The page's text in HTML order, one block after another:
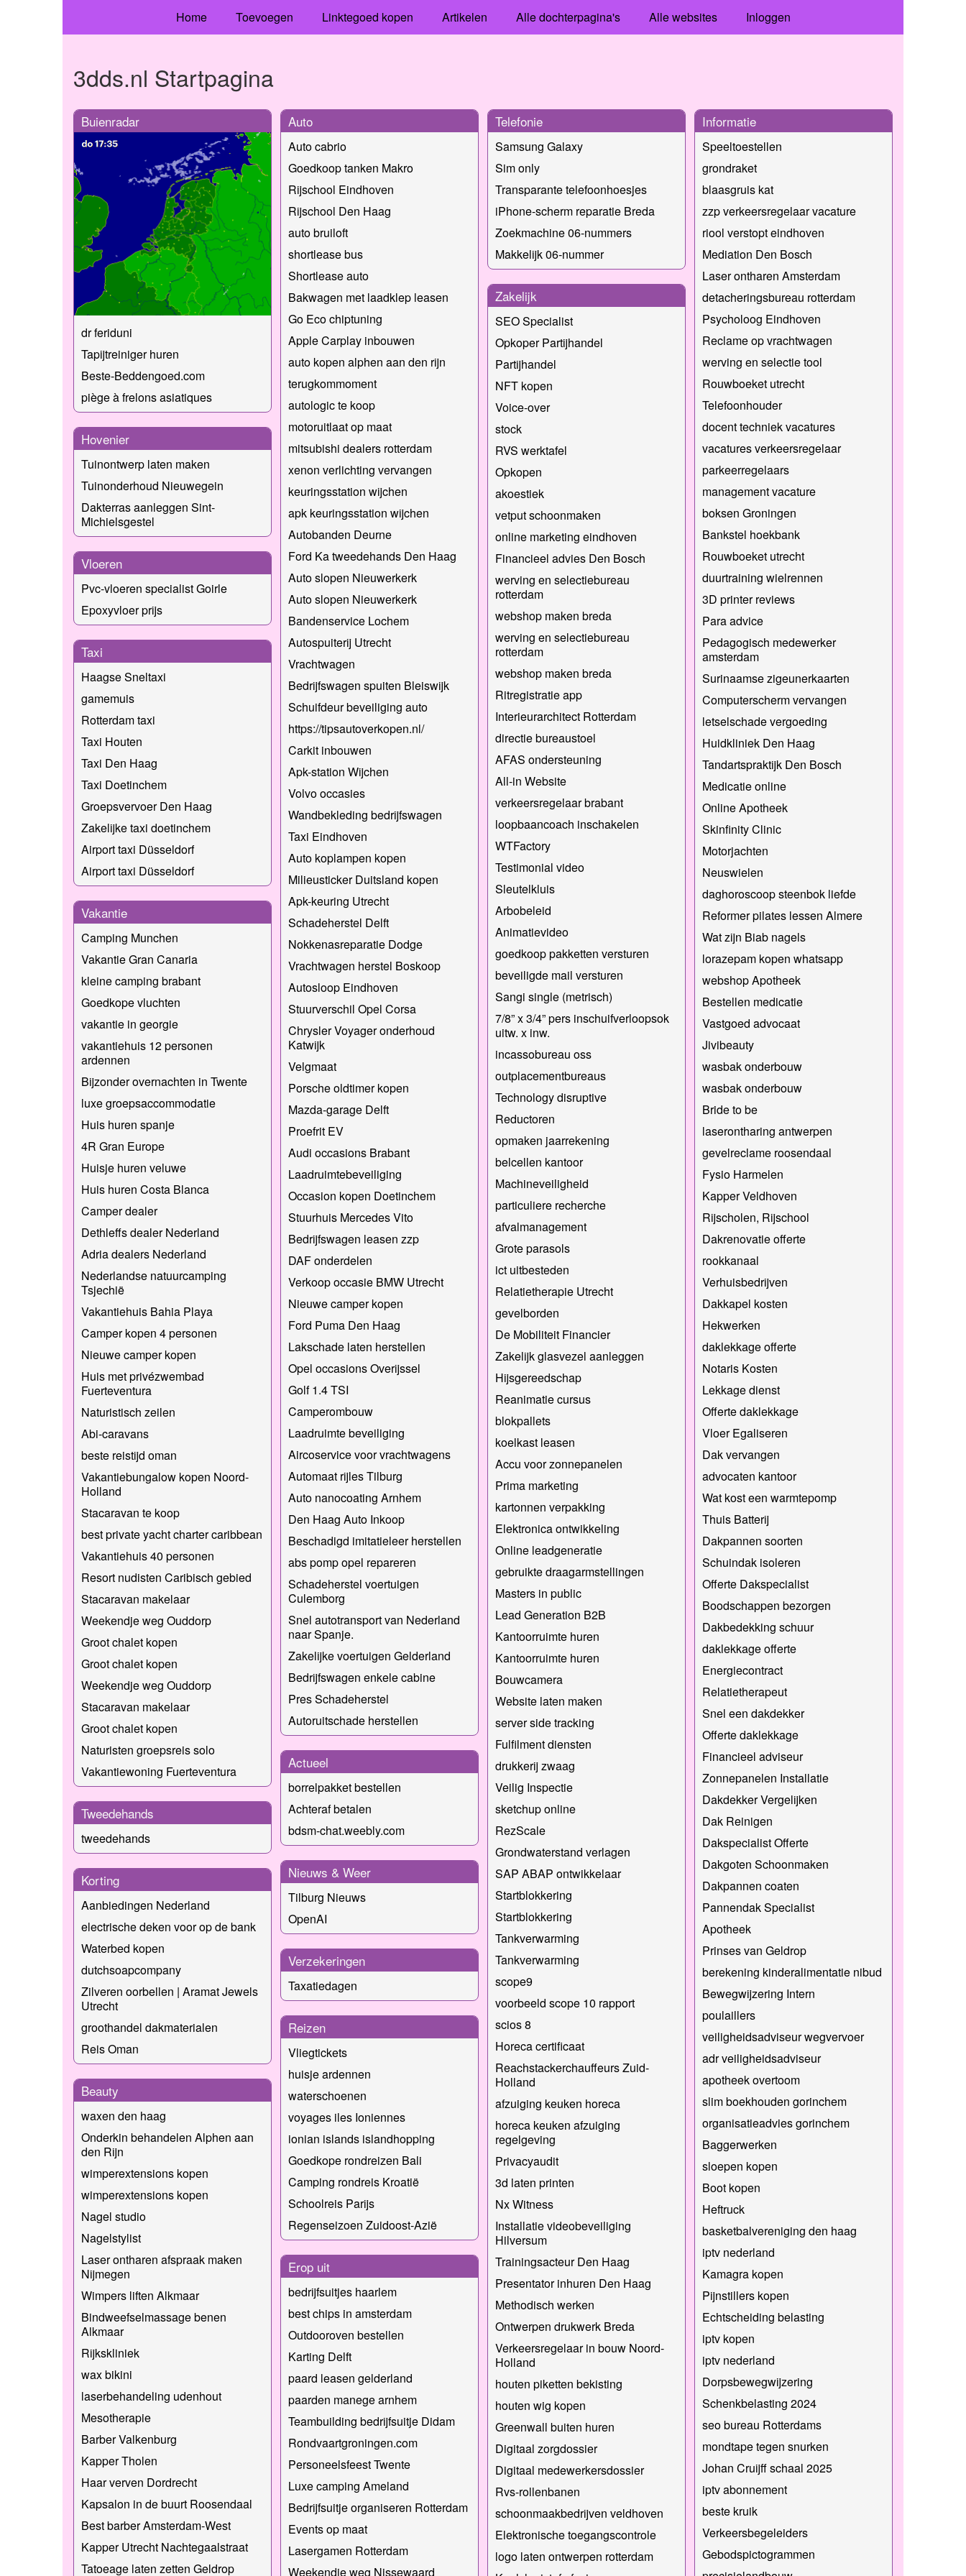
Home Toevoegen Linktegoed kopen Artikelen Alle dochterpagina's Alle websites Inloggen
3dds.nl Startpagina
Buienradar
dr feriduni
Tapijtreiniger huren
Beste-Beddengoed.com
piège à frelons asiatiques
Hovenier
Tuinontwerp laten maken
Tuinonderhoud Nieuwegein
Dakterras aanleggen Sint-
Michielsgestel
Vloeren
Pvc-vloeren specialist Goirle
Epoxyvloer prijs
Taxi
Haagse Sneltaxi
gamemuis
Rotterdam taxi
Taxi Houten
Taxi Den Haag
Taxi Doetinchem
Groepsvervoer Den Haag
Zakelijke taxi doetinchem
Airport taxi Düsseldorf
Airport taxi Düsseldorf
Vakantie
Camping Munchen
Vakantie Gran Canaria
kleine camping brabant
Goedkope vluchten
vakantie in georgie
vakantiehuis 12 personen
ardennen
Bijzonder overnachten in Twente
luxe groepsaccommodatie
Huis huren spanje
4R Gran Europe
Huisje huren veluwe
Huis huren Costa Blanca
Camper dealer
Dethleffs dealer Nederland
Adria dealers Nederland
Nederlandse natuurcamping
Tsjechië
Vakantiehuis Bahia Playa
Camper kopen 4 personen
Nieuwe camper kopen
Huis met privézwembad
Fuerteventura
Naturistisch zeilen
Abi-caravans
beste reistijd oman
Vakantiebungalow kopen Noord-
Holland
Stacaravan te koop
best private yacht charter caribbean
Vakantiehuis 40 personen
Resort nudisten Caribisch gebied
Stacaravan makelaar
Weekendje weg Ouddorp
Groot chalet kopen
Groot chalet kopen
Weekendje weg Ouddorp
Stacaravan makelaar
Groot chalet kopen
Naturisten groepsreis solo
Vakantiewoning Fuerteventura
Tweedehands
tweedehands
Korting
Aanbiedingen Nederland
electrische deken voor op de bank
Waterbed kopen
dutchsoapcompany
Zilveren oorbellen | Aramat Jewels
Utrecht
groothandel dakmaterialen
Reis Oman
Beauty
waxen den haag
Onderkin behandelen Alphen aan
den Rijn
wimperextensions kopen
wimperextensions kopen
Nagel studio
Nagelstylist
Laser ontharen afspraak maken
Nijmegen
Wimpers liften Alkmaar
Bindweefselmassage benen
Alkmaar
Rijkskliniek
wax bikini
laserbehandeling udenhout
Mesotherapie
Barber Valkenburg
Kapper Tholen
Haar verven Dordrecht
Kapsalon in de buurt Roosendaal
Best barber Amsterdam-West
Kapper Utrecht Nachtegaalstraat
Tatoeage laten zetten Geldrop
Auto
Auto cabrio
Goedkoop tanken Makro
Rijschool Eindhoven
Rijschool Den Haag
auto bruiloft
shortlease bus
Shortlease auto
Bakwagen met laadklep leasen
Go Eco chiptuning
Apple Carplay inbouwen
auto kopen alphen aan den rijn
terugkommoment
autologic te koop
motoruitlaat op maat
mitsubishi dealers rotterdam
xenon verlichting vervangen
keuringsstation wijchen
apk keuringsstation wijchen
Autobanden Deurne
Ford Ka tweedehands Den Haag
Auto slopen Nieuwerkerk
Auto slopen Nieuwerkerk
Bandenservice Lochem
Autospuiterij Utrecht
Vrachtwagen
Bedrijfswagen spuiten Bleiswijk
Schuifdeur beveiliging auto
https://tipsautoverkopen.nl/
Carkit inbouwen
Apk-station Wijchen
Volvo occasies
Wandbekleding bedrijfswagen
Taxi Eindhoven
Auto koplampen kopen
Milieusticker Duitsland kopen
Apk-keuring Utrecht
Schadeherstel Delft
Nokkenasreparatie Dodge
Vrachtwagen herstel Boskoop
Autosloop Eindhoven
Stuurverschil Opel Corsa
Chrysler Voyager onderhoud
Katwijk
Velgmaat
Porsche oldtimer kopen
Mazda-garage Delft
Proefrit EV
Audi occasions Brabant
Laadruimtebeveiliging
Occasion kopen Doetinchem
Stuurhuis Mercedes Vito
Bedrijfswagen leasen zzp
DAF onderdelen
Verkoop occasie BMW Utrecht
Nieuwe camper kopen
Ford Puma Den Haag
Lakschade laten herstellen
Opel occasions Overijssel
Golf 1.4 TSI
Camperombouw
Laadruimte beveiliging
Aircoservice voor vrachtwagens
Automaat rijles Tilburg
Auto nanocoating Arnhem
Den Haag Auto Inkoop
Beschadigd imitatieleer herstellen
abs pomp opel repareren
Schadeherstel voertuigen
Culemborg
Snel autotransport van Nederland
naar Spanje.
Zakelijke voertuigen Gelderland
Bedrijfswagen enkele cabine
Pres Schadeherstel
Autoruitschade herstellen
Actueel
borrelpakket bestellen
Achteraf betalen
bdsm-chat.weebly.com
Nieuws & Weer
Tilburg Nieuws
OpenAI
Verzekeringen
Taxatiedagen
Reizen
Vliegtickets
huisje ardennen
waterschoenen
voyages iles Ioniennes
ionian islands islandhopping
Goedkope rondreizen Bali
Camping rondreis Kroatië
Schoolreis Parijs
Regenseizoen Zuidoost-Azië
Erop uit
bedrijfsuitjes haarlem
best chips in amsterdam
Outdooroven bestellen
Karting Delft
paard leasen gelderland
paarden manege arnhem
Teambuilding bedrijfsuitje Didam
Rondvaartgroningen.com
Personeelsfeest Twente
Luxe camping Ameland
Bedrijfsuitje organiseren Rotterdam
Events op maat
Lasergamen Rotterdam
Weekendje weg Nissewaard
Telefonie
Samsung Galaxy
Sim only
Transparante telefoonhoesjes
iPhone-scherm reparatie Breda
Zoekmachine 06-nummers
Makkelijk 06-nummer
Zakelijk
SEO Specialist
Opkoper Partijhandel
Partijhandel
NFT kopen
Voice-over
stock
RVS werktafel
Opkopen
akoestiek
vetput schoonmaken
online marketing eindhoven
Financieel advies Den Bosch
werving en selectiebureau
rotterdam
webshop maken breda
werving en selectiebureau
rotterdam
webshop maken breda
Ritregistratie app
Interieurarchitect Rotterdam
directie bureaustoel
AFAS ondersteuning
All-in Website
verkeersregelaar brabant
loopbaancoach inschakelen​
WTFactory
Testimonial video
Sleutelkluis
Arbobeleid
Animatievideo
goedkoop pakketten versturen
beveiligde mail versturen
Sangi single (metrisch)
7/8” x 3/4” pers inschuifverloopsok
uitw. x inw.
incassobureau oss
outplacementbureaus
Technology disruptive
Reductoren
opmaken jaarrekening
belcellen kantoor
Machineveiligheid
particuliere recherche
afvalmanagement
Grote parasols
ict uitbesteden
Relatietherapie Utrecht
gevelborden
De Mobiliteit Financier
Zakelijk glasvezel aanleggen
Hijsgereedschap
Reanimatie cursus
blokpallets
koelkast leasen
Accu voor zonnepanelen
Prima marketing
kartonnen verpakking
Elektronica ontwikkeling
Online leadgeneratie
gebruikte draagarmstellingen
Masters in public
Lead Generation B2B
Kantoorruimte huren
Kantoorruimte huren
Bouwcamera
Website laten maken
server side tracking
Fulfilment diensten
drukkerij zwaag
Veilig Inspectie
sketchup online
RezScale
Grondwaterstand verlagen
SAP ABAP ontwikkelaar
Startblokkering
Startblokkering
Tankverwarming
Tankverwarming
scope9
voorbeeld scope 10 rapport
scios 8
Horeca certificaat
Reachstackerchauffeurs Zuid-
Holland
afzuiging keuken horeca
horeca keuken afzuiging
regelgeving
Privacyaudit
3d laten printen
Nx Witness
Installatie videobeveiliging
Hilversum
Trainingsacteur Den Haag
Presentator inhuren Den Haag
Methodisch werken
Ontwerpen drukwerk Breda
Verkeersregelaar in bouw Noord-
Holland
houten piketten bekisting
houten wig kopen
Greenwall buiten huren
Digitaal zorgdossier
Digitaal medewerkersdossier
Rvs-rollenbanen
schoonmaakbedrijven veldhoven
Elektronische toegangscontrole
logo laten ontwerpen rotterdam
Informatie
Speeltoestellen
grondraket
blaasgruis kat
zzp verkeersregelaar vacature
riool verstopt eindhoven
Mediation Den Bosch
Laser ontharen Amsterdam
detacheringsbureau rotterdam
Psycholoog Eindhoven
Reclame op vrachtwagen
werving en selectie tool
Rouwboeket utrecht
Telefoonhouder
docent techniek vacatures
vacatures verkeersregelaar
parkeerregelaars
management vacature
boksen Groningen
Bankstel hoekbank
Rouwboeket utrecht
duurtraining wielrennen
3D printer reviews
Para advice
Pedagogisch medewerker
amsterdam
Surinaamse zigeunerkaarten
Computerscherm vervangen
letselschade vergoeding
Huidkliniek Den Haag
Tandartspraktijk Den Bosch
Medicatie online
Online Apotheek
Skinfinity Clinic
Motorjachten
Neuswielen
daghoroscoop steenbok liefde
Reformer pilates lessen Almere
Wat zijn Biab nagels
lorazepam kopen whatsapp
webshop Apotheek
Bestellen medicatie
Vastgoed advocaat
Jivibeauty
wasbak onderbouw
wasbak onderbouw
Bride to be
laserontharing antwerpen
gevelreclame roosendaal
Fysio Harmelen
Kapper Veldhoven
Rijscholen, Rijschool
Dakrenovatie offerte
rookkanaal
Verhuisbedrijven
Dakkapel kosten
Hekwerken
daklekkage offerte
Notaris Kosten
Lekkage dienst
Offerte daklekkage
Vloer Egaliseren
Dak vervangen
advocaten kantoor
Wat kost een warmtepomp
Thuis Batterij
Dakpannen soorten
Schuindak isoleren
Offerte Dakspecialist
Boodschappen bezorgen
Dakbedekking schuur
daklekkage offerte
Energiecontract
Relatietherapeut
Snel een dakdekker
Offerte daklekkage
Financieel adviseur
Zonnepanelen Installatie
Dakdekker Vergelijken
Dak Reinigen
Dakspecialist Offerte
Dakgoten Schoonmaken
Dakpannen coaten
Pannendak Specialist
Apotheek
Prinses van Geldrop
berekening kinderalimentatie nibud
Bewegwijzering Intern
poulaillers
veiligheidsadviseur wegvervoer
adr veiligheidsadviseur
apotheek overtoom
slim boekhouden gorinchem
organisatieadvies gorinchem
Baggerwerken
sloepen kopen
Boot kopen
Heftruck
basketbalvereniging den haag
iptv nederland
Kamagra kopen
Pijnstillers kopen
Echtscheiding belasting
iptv kopen
iptv nederland
Dorpsbewegwijzering
Schenkbelasting 2024
seo bureau Rotterdams
mondtape tegen snurken
Johan Cruijff schaal 2025
iptv abonnement
beste kruik
Verkeersbegeleiders
Gebodspictogrammen